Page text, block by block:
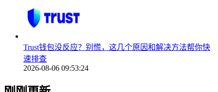
Trust钱包没反应？别慌，这几个原因和解决方法帮你快
速排查
2026-08-06 09:53:24